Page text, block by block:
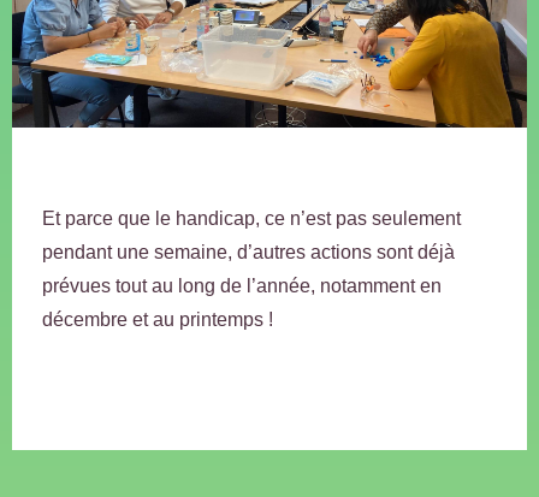
Et parce que le handicap, ce n’est pas seulement
pendant une semaine, d’autres actions sont déjà
prévues tout au long de l’année, notamment en
décembre et au printemps !